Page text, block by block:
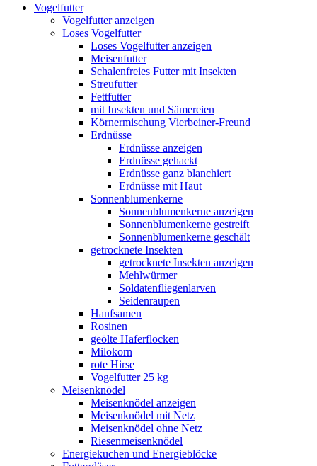
Vogelfutter
Vogelfutter anzeigen
Loses Vogelfutter
Loses Vogelfutter anzeigen
Meisenfutter
Schalenfreies Futter mit Insekten
Streufutter
Fettfutter
mit Insekten und Sämereien
Körnermischung Vierbeiner-Freund
Erdnüsse
Erdnüsse anzeigen
Erdnüsse gehackt
Erdnüsse ganz blanchiert
Erdnüsse mit Haut
Sonnenblumenkerne
Sonnenblumenkerne anzeigen
Sonnenblumenkerne gestreift
Sonnenblumenkerne geschält
getrocknete Insekten
getrocknete Insekten anzeigen
Mehlwürmer
Soldatenfliegenlarven
Seidenraupen
Hanfsamen
Rosinen
geölte Haferflocken
Milokorn
rote Hirse
Vogelfutter 25 kg
Meisenknödel
Meisenknödel anzeigen
Meisenknödel mit Netz
Meisenknödel ohne Netz
Riesenmeisenknödel
Energiekuchen und Energieblöcke